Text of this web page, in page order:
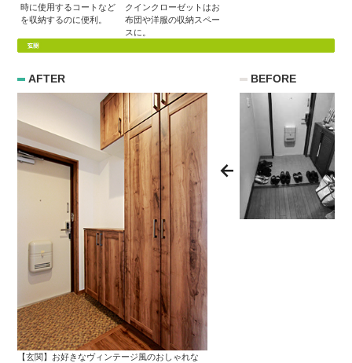
時に使用するコートなど
を収納するのに便利。
クインクローゼットはお
布団や洋服の収納スペー
スに。
BEFORE
AFTER
【玄関】お好きなヴィンテージ風のおしゃれな